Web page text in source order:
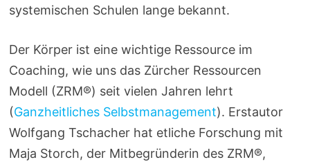
systemischen Schulen lange bekannt.
Der Körper ist eine wichtige Ressource im
Coaching, wie uns das Zürcher Ressourcen
Modell (ZRM®) seit vielen Jahren lehrt
(Ganzheitliches Selbstmanagement). Erstautor
Wolfgang Tschacher hat etliche Forschung mit
Maja Storch, der Mitbegründerin des ZRM®,